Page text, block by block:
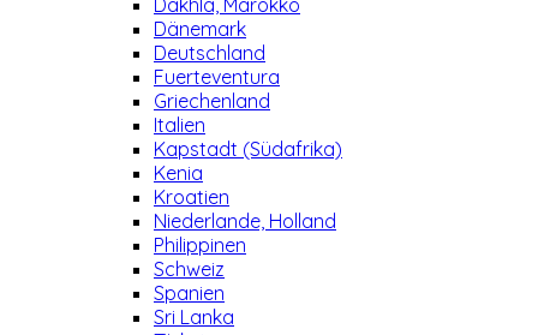
Dakhla, Marokko
Dänemark
Deutschland
Fuerteventura
Griechenland
Italien
Kapstadt (Südafrika)
Kenia
Kroatien
Niederlande, Holland
Philippinen
Schweiz
Spanien
Sri Lanka